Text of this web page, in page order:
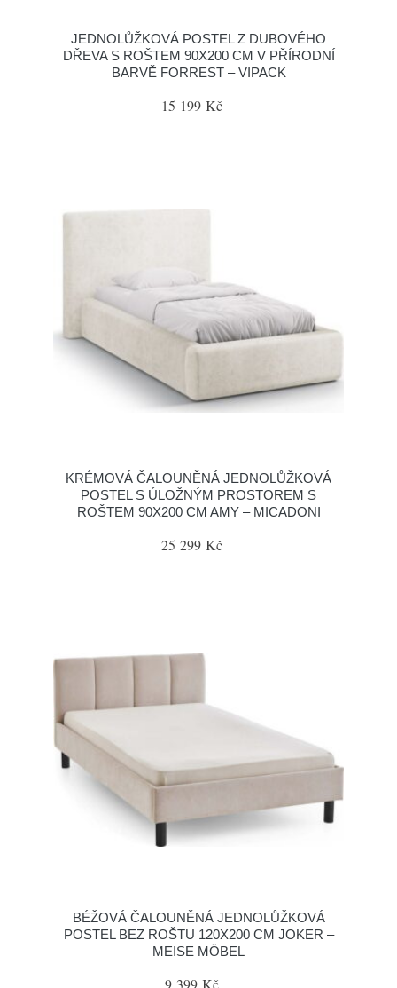
JEDNOLŮŽKOVÁ POSTEL Z DUBOVÉHO
DŘEVA S ROŠTEM 90X200 CM V PŘÍRODNÍ
BARVĚ FORREST – VIPACK
15 199 Kč
KRÉMOVÁ ČALOUNĚNÁ JEDNOLŮŽKOVÁ
POSTEL S ÚLOŽNÝM PROSTOREM S
ROŠTEM 90X200 CM AMY – MICADONI
25 299 Kč
BÉŽOVÁ ČALOUNĚNÁ JEDNOLŮŽKOVÁ
POSTEL BEZ ROŠTU 120X200 CM JOKER –
MEISE MÖBEL
9 399 Kč